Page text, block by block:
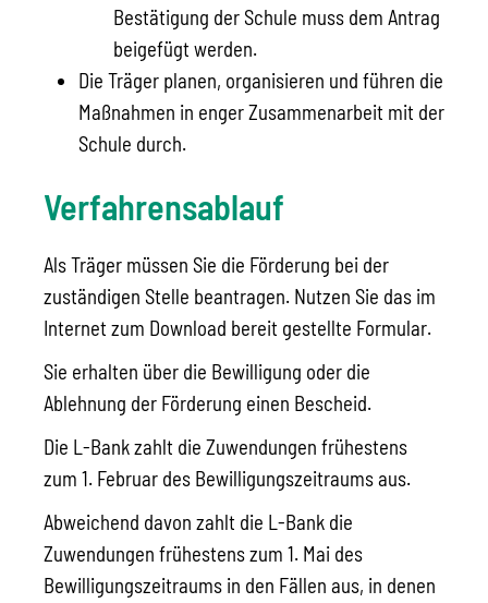
Bestätigung der Schule muss dem Antrag
beigefügt werden.
Die Träger planen, organisieren und führen die
Maßnahmen in enger Zusammenarbeit mit der
Schule durch.
Verfahrensablauf
Als Träger müssen Sie die Förderung bei der
zuständigen Stelle beantragen. Nutzen Sie das im
Internet zum Download bereit gestellte Formular.
Sie erhalten über die Bewilligung oder die
Ablehnung der Förderung einen Bescheid.
Die L-Bank zahlt die Zuwendungen frühestens
zum 1. Februar des Bewilligungszeitraums aus.
Abweichend davon zahlt die L-Bank die
Zuwendungen frühestens zum 1. Mai des
Bewilligungszeitraums in den Fällen aus, in denen